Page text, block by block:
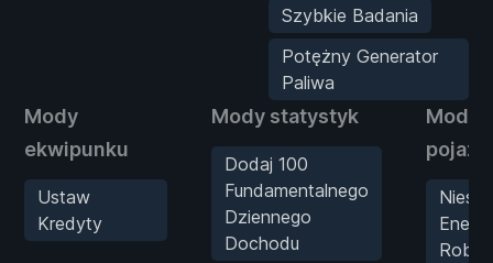
Szybkie Badania
Potężny Generator
Paliwa
Mody
ekwipunku
Ustaw
Kredyty
Mody statystyk
Dodaj 100
Fundamentalnego
Dziennego
Dochodu
Mody